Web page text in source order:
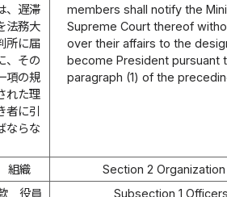
、遅滞
法務大
所に届
、その
項の規
れた理
者に引
ならな
members shall notify the
Supreme Court thereof
over their affairs to the
become President pursuant
paragraph (1) of the
組織
Section 2 Organization
役員
Subsection 1